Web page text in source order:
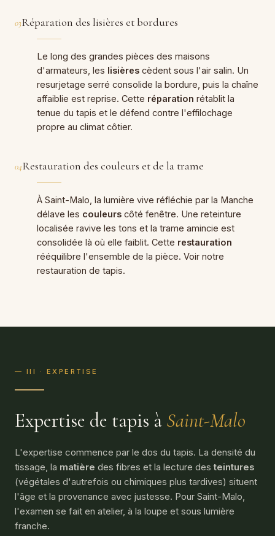
03Réparation des lisières et bordures
Le long des grandes pièces des maisons
d'armateurs, les lisières cèdent sous l'air salin. Un
resurjetage serré consolide la bordure, puis la chaîne
affaiblie est reprise. Cette réparation rétablit la
tenue du tapis et le défend contre l'effilochage
propre au climat côtier.
04Restauration des couleurs et de la trame
À Saint-Malo, la lumière vive réfléchie par la Manche
délave les couleurs côté fenêtre. Une reteinture
localisée ravive les tons et la trame amincie est
consolidée là où elle faiblit. Cette restauration
rééquilibre l'ensemble de la pièce. Voir notre
restauration de tapis.
— III · EXPERTISE
Expertise de tapis à Saint-Malo
L'expertise commence par le dos du tapis. La densité du
tissage, la matière des fibres et la lecture desteintures
(végétales d'autrefois ou chimiques plus tardives) situent
l'âge et la provenance avec justesse. Pour Saint-Malo,
l'examen se fait en atelier, à la loupe et sous lumière
franche.